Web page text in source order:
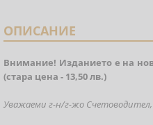
ОПИСАНИЕ
Внимание! Изданието е на
(стара цена - 13,50 лв.)
Уважаеми г-н/г-жо Счетоводител,